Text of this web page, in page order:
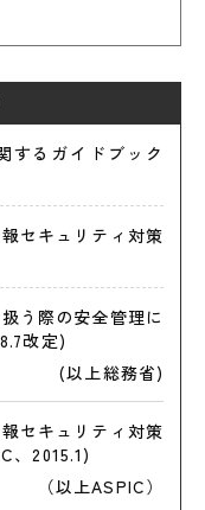
するガイドブック
セキュリティ対策
う際の安全管理に
改定)
(以上総務省)
セキュリティ対策
、2015.1)
（以上ASPIC）